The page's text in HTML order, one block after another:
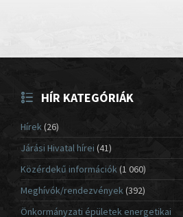
HÍR KATEGÓRIÁK
Hírek (26)
Járási Hivatal hírei (41)
Közérdekű információk(1 060)
Meghívók/rendezvények(392)
Önkormányzati épületek energetikai